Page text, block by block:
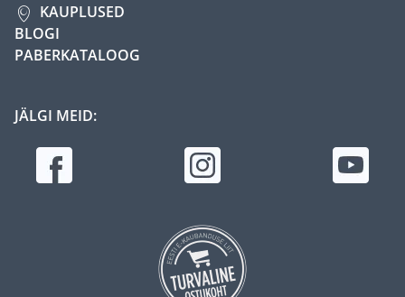
KAUPLUSED
BLOGI
PABERKATALOOG
JÄLGI MEID: